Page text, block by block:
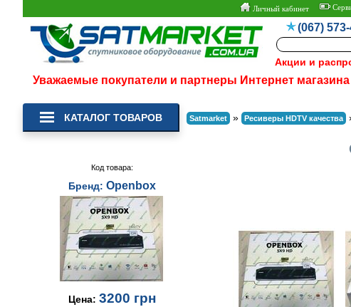
Личный кабинет
(067)
Акции и
Уважаемые покупатели и партнеры Интернет
КАТАЛОГ ТОВАРОВ Satmarket » Ресиверы HDTV качества
Код товара:
Бренд: Openbox
Цена: 3200 грн